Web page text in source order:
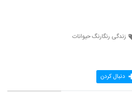
زندگی رنگارنگ حیوانات
دنبال کردن